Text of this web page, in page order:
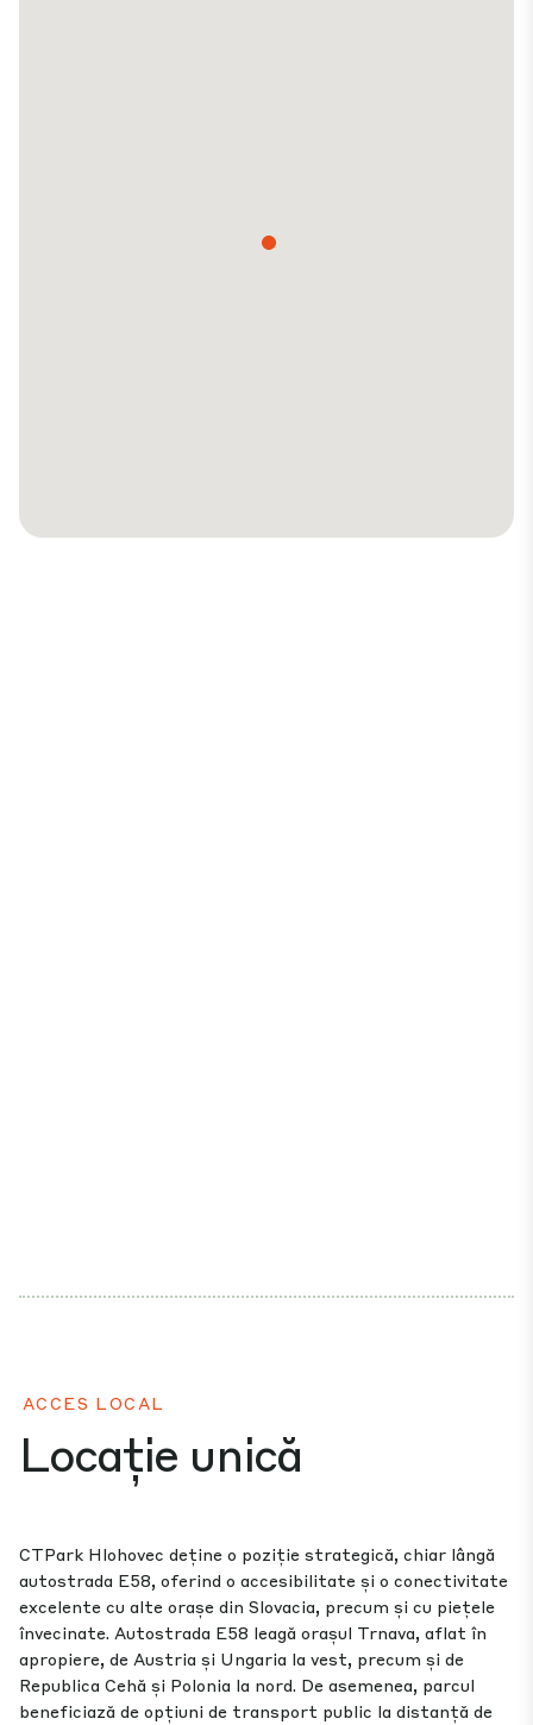
ACCES LOCAL
Locație unică
CTPark Hlohovec deține o poziție strategică, chiar lângă
autostrada E58, oferind o accesibilitate și o conectivitate
excelente cu alte orașe din Slovacia, precum și cu piețele
învecinate. Autostrada E58 leagă orașul Trnava, aflat în
apropiere, de Austria și Ungaria la vest, precum și de
Republica Cehă și Polonia la nord. De asemenea, parcul
beneficiază de opțiuni de transport public la distanță de